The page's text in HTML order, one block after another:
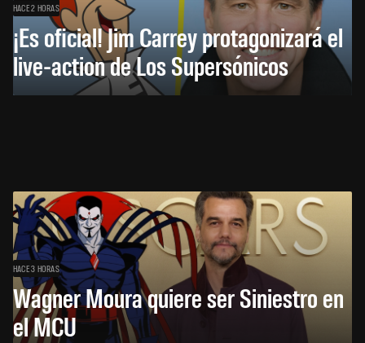
HACE 2 HORAS
¡Es oficial! Jim Carrey protagonizará el
live-action de Los Supersónicos
HACE 3 HORAS
Wagner Moura quiere ser Siniestro en
el MCU